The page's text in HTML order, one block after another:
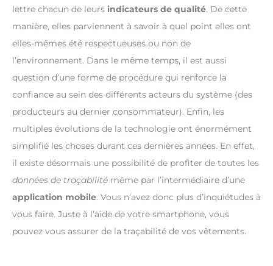
lettre chacun de leurs indicateurs de qualité. De cette
manière, elles parviennent à savoir à quel point elles ont
elles-mêmes été respectueuses ou non de
l’environnement. Dans le même temps, il est aussi
question d’une forme de procédure qui renforce la
confiance au sein des différents acteurs du système (des
producteurs au dernier consommateur). Enfin, les
multiples évolutions de la technologie ont énormément
simplifié les choses durant ces dernières années. En effet,
il existe désormais une possibilité de profiter de toutes les
données de traçabilité même par l’intermédiaire d’une
application mobile. Vous n’avez donc plus d’inquiétudes à
vous faire. Juste à l’aide de votre smartphone, vous
pouvez vous assurer de la traçabilité de vos vêtements.